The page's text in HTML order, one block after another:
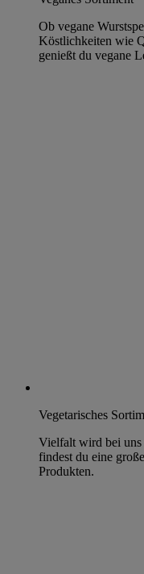
Ob vegane
Köstlichkeiten wie
genießt du vegane
Vegetarisches
Vielfalt wird bei uns
findest du eine
Produkten.